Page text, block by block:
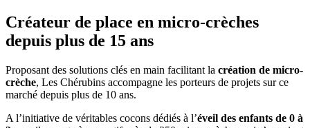
Créateur de place en micro-crèches
depuis plus de 15 ans
Proposant des solutions clés en main facilitant la création de micro-
crèche, Les Chérubins accompagne les porteurs de projets sur ce
marché depuis plus de 10 ans.
A l’initiative de véritables cocons dédiés à l’éveil des enfants de 0 à